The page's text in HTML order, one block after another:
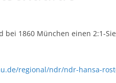
bei 1860 München einen 2:1-
regional/ndr/ndr-hansa-